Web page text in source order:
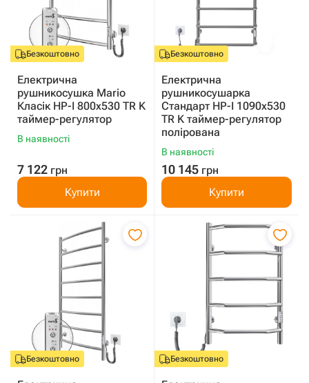
Безкоштовно
Електрична
рушникосушка Mario
Класік HP-I 800x530 TR K
таймер-регулятор
В наявності
7 122 грн
Купити
Безкоштовно
Електрична
рушникосушарка
Стандарт HP-I 1090x530
TR K таймер-регулятор
полірована
В наявності
10 145 грн
Купити
Безкоштовно Безкоштовно